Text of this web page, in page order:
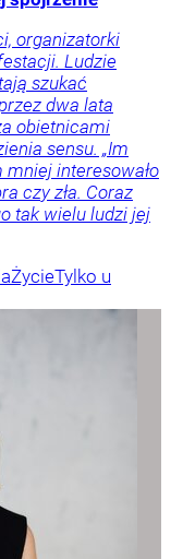
organizatorki
Ludzie
szukać
dwa lata
obietnicami
sensu. „Im
mniej interesowało
czy zła. Coraz
tak wielu ludzi jej
ŻycieTylko u